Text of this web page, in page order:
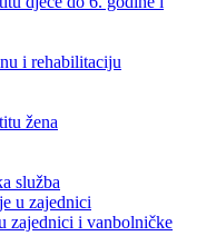
i rehabilitaciju
žena
služba
u zajednici
zajednici i vanbolničke